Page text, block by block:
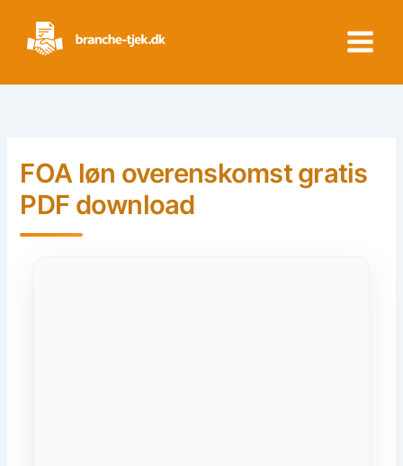
content
FOA løn overenskomst gratis
PDF download